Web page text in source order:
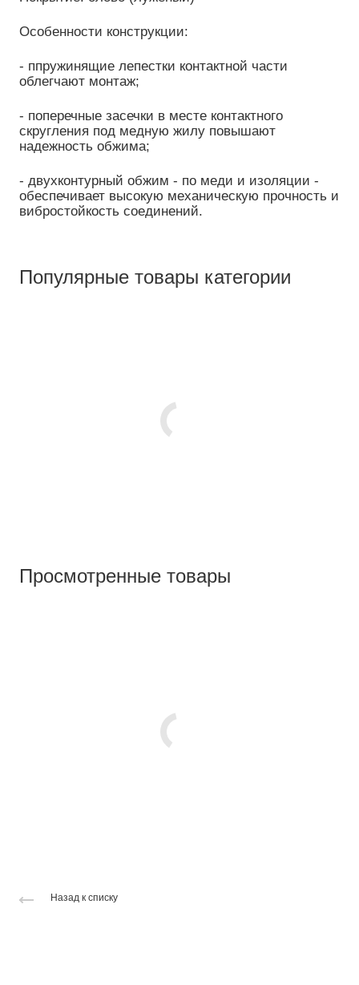
Особенности конструкции:
- ппружинящие лепестки контактной части
облегчают монтаж;
- поперечные засечки в месте контактного
скругления под медную жилу повышают
надежность обжима;
- двухконтурный обжим - по меди и изоляции -
обеспечивает высокую механическую прочность и
вибростойкость соединений.
Популярные товары категории
Просмотренные товары
Назад к списку